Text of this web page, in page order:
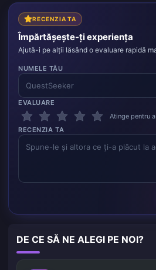
RECENZIA TA
Împărtășește-ți experiența
Ajută-i pe alții lăsând o evaluare rapidă
NUMELE TĂU
EVALUARE
Atinge pentru
RECENZIA TA
DE CE SĂ NE ALEGI PE NOI?